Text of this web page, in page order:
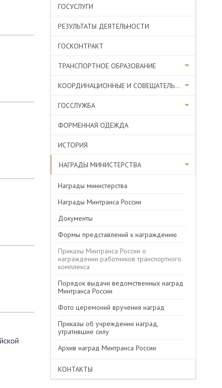
ГОСУСЛУГИ
РЕЗУЛЬТАТЫ ДЕЯТЕЛЬНОСТИ
ГОСКОНТРАКТ
ТРАНСПОРТНОЕ ОБРАЗОВАНИЕ
КООРДИНАЦИОННЫЕ И СОВЕЩАТЕЛЬНЫЕ ОРГАНЫ
ГОССЛУЖБА
ФОРМЕННАЯ ОДЕЖДА
ИСТОРИЯ
НАГРАДЫ МИНИСТЕРСТВА
Награды министерства
Награды Минтранса России
Документы
Формы представлений к награждению
Приказы Минтранса России о
награждении работников транспортного
комплекса
Порядок выдачи ведомственных наград
Минтранса России
Фото церемоний вручения наград
Приказы об учреждении наград,
утратившие силу
Архив наград Минтранса России
КОНТАКТЫ